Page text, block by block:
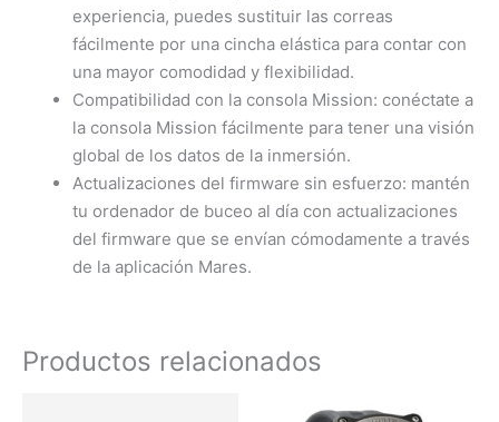
experiencia, puedes sustituir las correas
fácilmente por una cincha elástica para contar con
una mayor comodidad y flexibilidad.
Compatibilidad con la consola Mission: conéctate a
la consola Mission fácilmente para tener una visión
global de los datos de la inmersión.
Actualizaciones del firmware sin esfuerzo: mantén
tu ordenador de buceo al día con actualizaciones
del firmware que se envían cómodamente a través
de la aplicación Mares.
Productos relacionados